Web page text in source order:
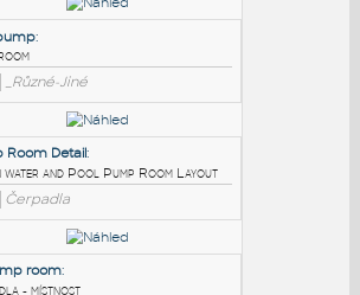
PODOBNÉ BLOKY:
:
_Různé-Jiné